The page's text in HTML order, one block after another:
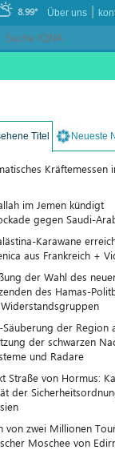
8.99° |
Über uns
Titel Neueste
Kräftemessen
im Jemen kündigt
gegen Saudi-
Karawane
aus Frankreich +
der Wahl des
des Hamas-
Säuberung der Region
der schwarzen
und Radare
Straße von Hormus:
der
von zwei Millionen
Moschee von